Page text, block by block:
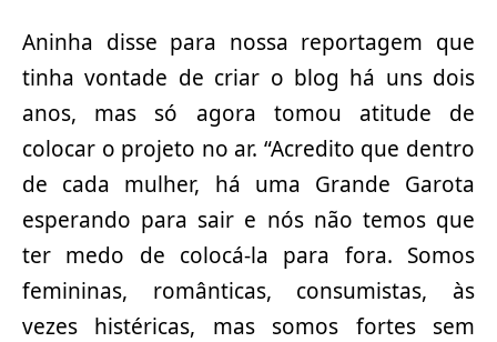
Aninha disse para nossa reportagem que
tinha vontade de criar o blog há uns dois
anos, mas só agora tomou atitude de
colocar o projeto no ar. “Acredito que dentro
de cada mulher, há uma Grande Garota
esperando para sair e nós não temos que
ter medo de colocá-la para fora. Somos
femininas, românticas, consumistas, às
vezes histéricas, mas somos fortes sem